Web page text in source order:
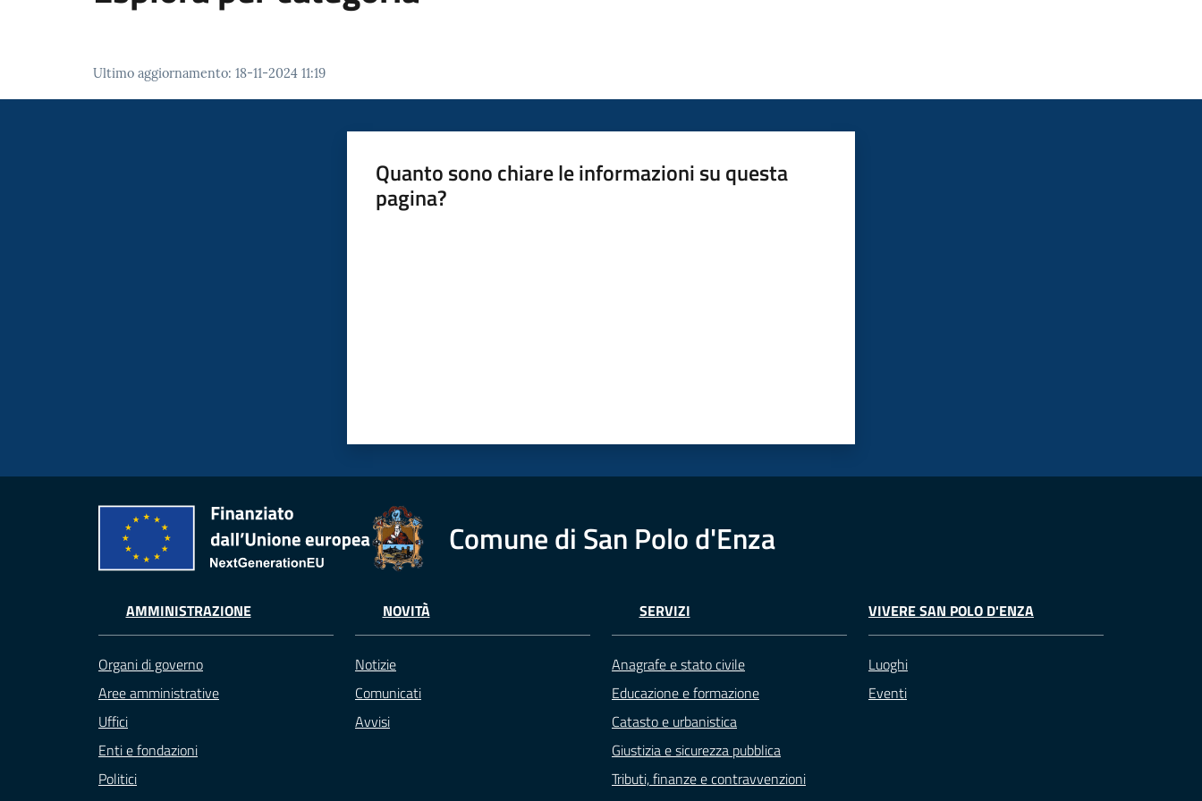
Ultimo aggiornamento: 18-11-2024 11:19
Quanto sono chiare le informazioni su questa
pagina?
Comune di San Polo d'Enza
AMMINISTRAZIONE
Organi di governo
Aree amministrative
Uffici
Enti e fondazioni
Politici
NOVITÀ
Notizie
Comunicati
Avvisi
SERVIZI
Anagrafe e stato civile
Educazione e formazione
Catasto e urbanistica
Giustizia e sicurezza pubblica
Tributi, finanze e contravvenzioni
VIVERE SAN POLO D'ENZA
Luoghi
Eventi